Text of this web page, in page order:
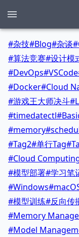
#杂技#Blog#杂谈#
#算法竞赛#设计模
#DevOps#VSCode
#Docker#Cloud
#游戏王大师决斗#
#timedatectl#
#memory#
#Tag2#单行Tag#
#Cloud
#模型部署#学习笔
#Windows#
#模型训练#反向传
#Memory
#Model